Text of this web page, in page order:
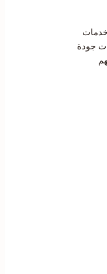
خدمات
جودة